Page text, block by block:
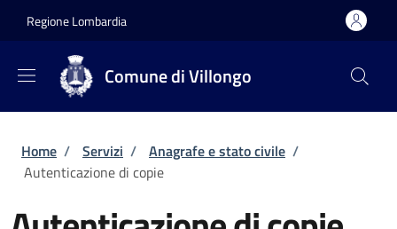
Regione Lombardia
Comune di Villongo
Briciole di pane
Home / Servizi / Anagrafe e stato civile /
Autenticazione di copie